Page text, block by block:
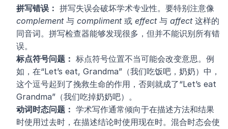
拼写错误：
complement 与 compliment 或 effect 与 affect 这样的
同音词。拼写检查器能够发现很多，但并不能识别所有错
误。
标点符号问题： 标点符号位置不当可能会改变意思。例
如，在“Let’s eat, Grandma”（我们吃饭吧，奶奶）中，
这个逗号起到了挽救生命的作用，否则就成了“Let’s eat
Grandma”（我们吃掉奶奶吧）。
动词时态问题： 学术写作通常倾向于在描述方法和结果
时使用过去时，在描述结论时使用现在时。混合时态会使